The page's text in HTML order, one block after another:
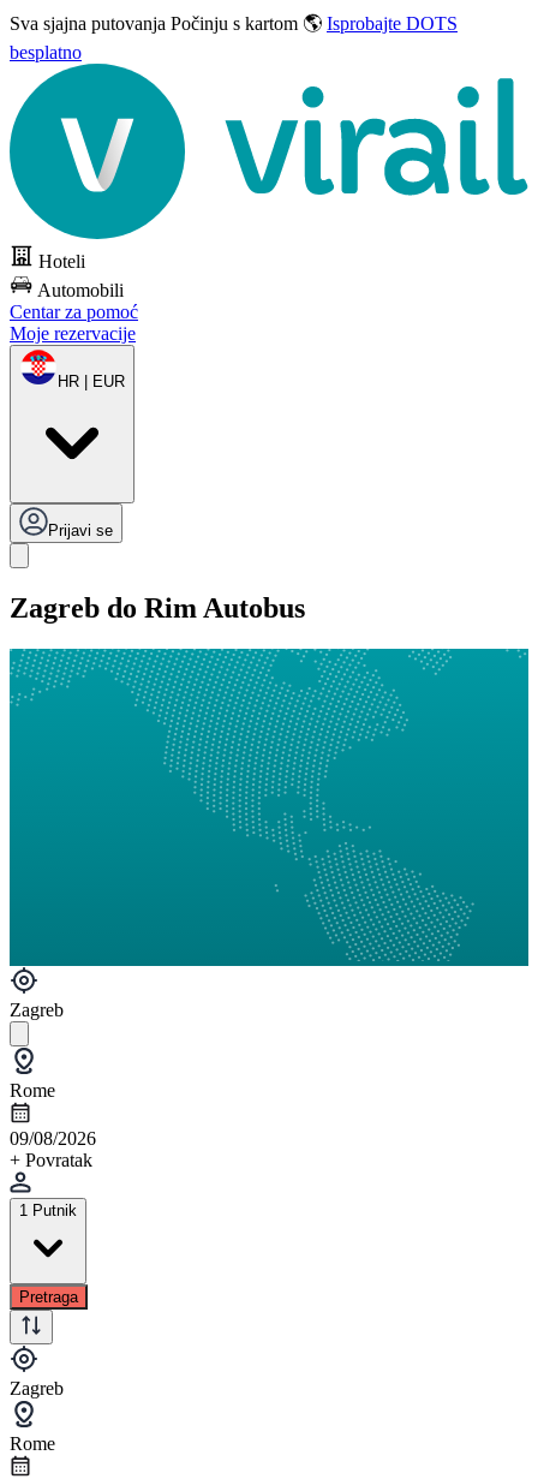
Sva sjajna putovanja Počinju s kartom 🌎 Isprobajte DOTS
besplatno
Hoteli
Automobili
Centar za pomoć
Moje rezervacije
HR | EUR
Prijavi se
Zagreb do Rim Autobus
Zagreb
Rome
09/08/2026
+ Povratak
1 Putnik
Pretraga
Zagreb
Rome